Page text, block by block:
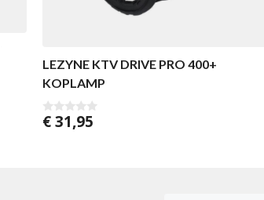
LEZYNE KTV DRIVE PRO 400+
KOPLAMP
0
€31,95